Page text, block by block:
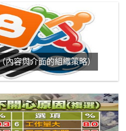
內容與介面的組織策略）